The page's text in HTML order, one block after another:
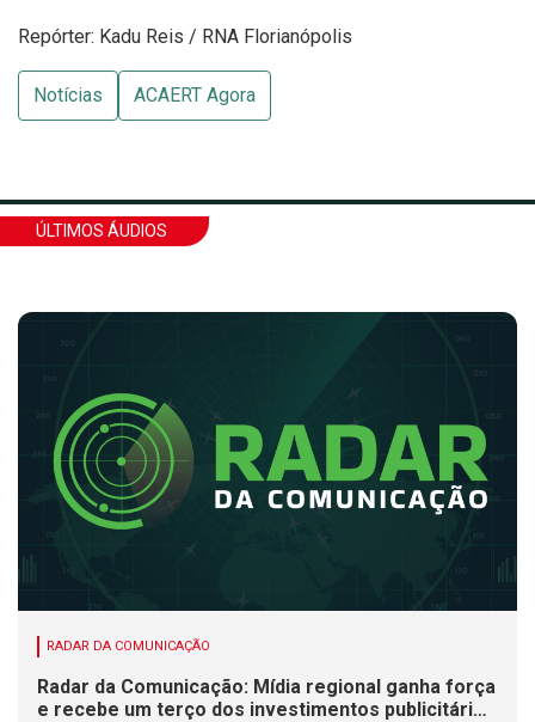
Repórter: Kadu Reis / RNA Florianópolis
Notícias ACAERT Agora
ÚLTIMOS ÁUDIOS
RADAR DA COMUNICAÇÃO
Radar da Comunicação: Mídia regional ganha força
e recebe um terço dos investimentos publicitários